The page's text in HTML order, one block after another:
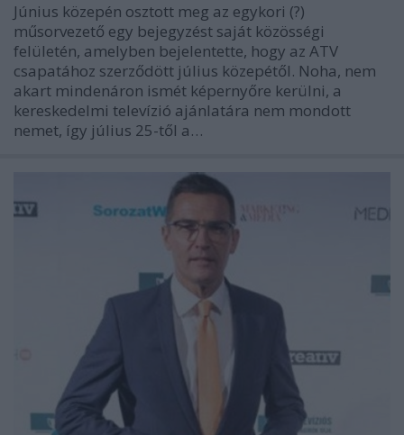
Június közepén osztott meg az egykori (?)
műsorvezető egy bejegyzést saját közösségi
felületén, amelyben bejelentette, hogy az ATV
csapatához szerződött július közepétől. Noha, nem
akart mindenáron ismét képernyőre kerülni, a
kereskedelmi televízió ajánlatára nem mondott
nemet, így július 25-től a…